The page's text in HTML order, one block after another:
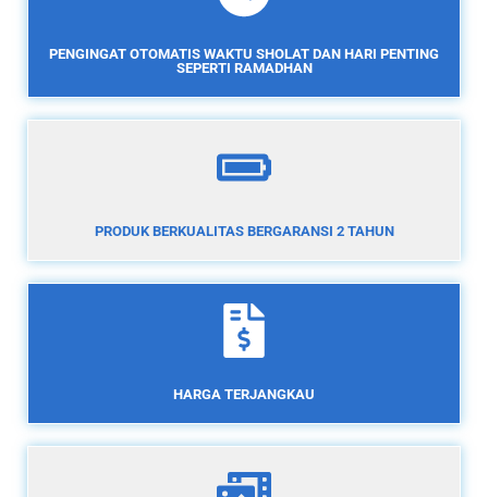
PENGINGAT OTOMATIS WAKTU SHOLAT DAN HARI PENTING
SEPERTI RAMADHAN
PRODUK BERKUALITAS BERGARANSI 2 TAHUN
HARGA TERJANGKAU